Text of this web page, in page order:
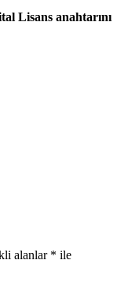
Lisans anahtarını
alanlar * ile